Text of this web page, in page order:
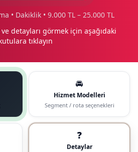
• Dakiklik • 9.000 TL – 25.000 TL
detayları görmek için aşağıdaki
tıklayın
🚘
Hizmet Modelleri
Segment / rota seçenekleri
❓
Detaylar